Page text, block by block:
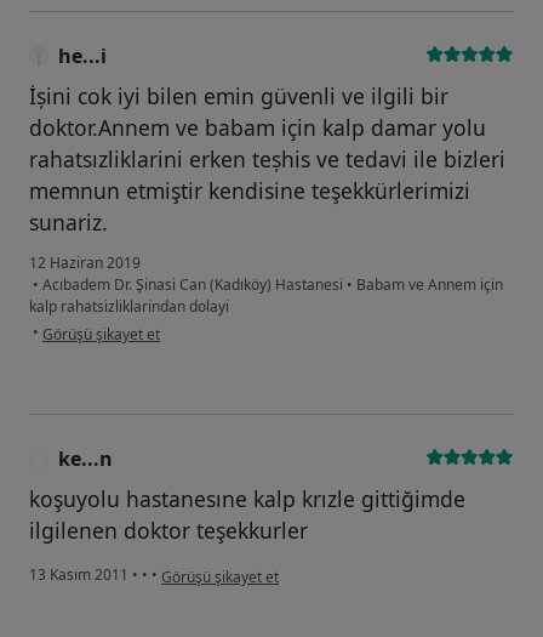
he...i
İșini cok iyi bilen emin güvenli ve ilgili bir
doktor.Annem ve babam için kalp damar yolu
rahatsızliklarini erken teșhis ve tedavi ile bizleri
memnun etmiştir kendisine teşekkürlerimizi
sunariz.
12 Haziran 2019
• Acıbadem Dr. Şinasi Can (Kadıköy) Hastanesi • Babam ve Annem için
kalp rahatsizliklarindan dolayi
• kullanıcının görüşüne göre he...i
Görüşü şikayet et
ke...n
koşuyolu hastanesıne kalp krızle gittiğimde
ilgilenen doktor teşekkurler
13 Kasım 2011 • • • kullanıcının görüşüne göre ke...n
Görüşü şikayet et